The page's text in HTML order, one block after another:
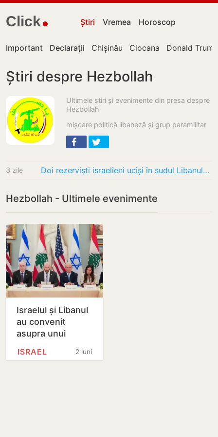
Click Știri Vremea Horoscop
Important Declarații Chișinău Ciocana Donald Trump
Știri despre Hezbollah
Ultimele știri și evenimente din presa despre
Hezbollah
mișcare politică libaneză și grup paramilitar
3 zile Doi rezerviști israelieni uciși în sudul Libanului, tensiunile cu Hezbollah cresc la…
Hezbollah - Ultimele evenimente
Israelul și Libanul
au convenit
asupra unui
Hezbollah se va2 luni
ISRAEL